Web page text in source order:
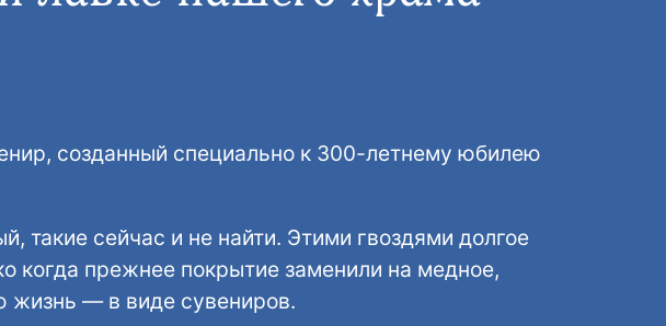
созданный специально к 300-летнему юбилею
такие сейчас и не найти. Этими гвоздями долгое
когда прежнее покрытие заменили на медное,
жизнь — в виде сувениров.